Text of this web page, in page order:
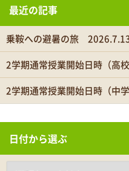
最近の記事
乗鞍への避暑の旅
2学期通常授業開始日時（高校
2学期通常授業開始日時（中学
日付から選ぶ